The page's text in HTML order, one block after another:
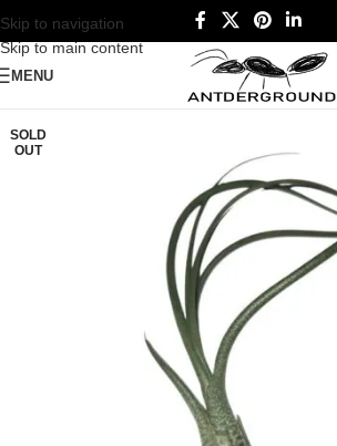
Skip to navigation
Skip to main content
MENU
SOLD
OUT